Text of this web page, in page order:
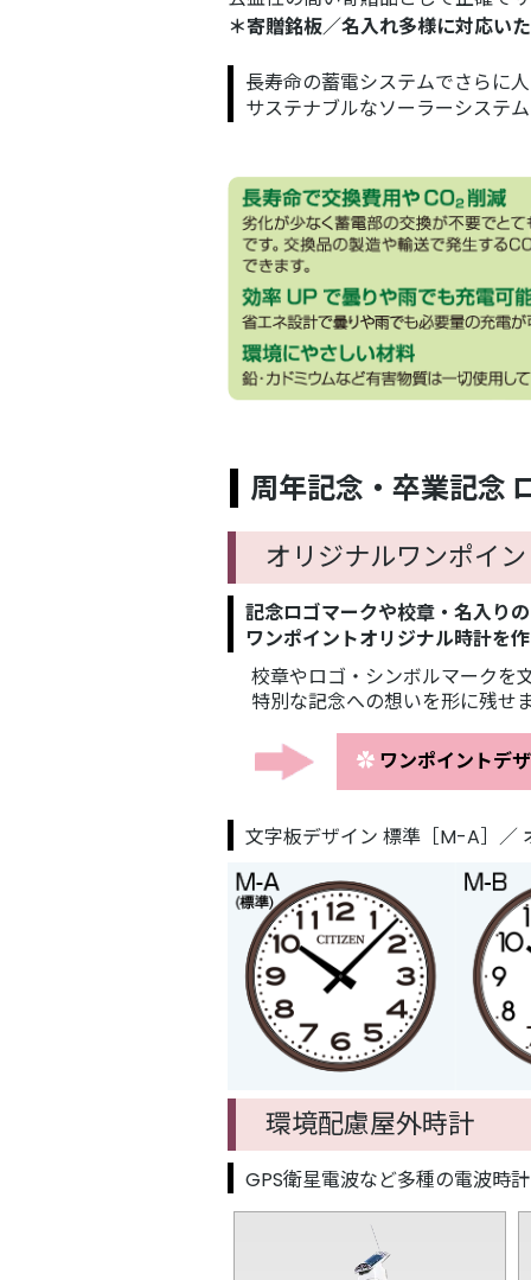
＊寄贈銘板／名入れ多様に対応い
長寿命の蓄電システムでさらに
サステナブルなソーラーシステ
周年記念・卒業記念
オリジナルワンポイ
記念ロゴマークや校章・名入りの
ワンポイントオリジナル時計を
校章やロゴ・シンボルマークを
特別な記念への想いを形に残せ
✿ワンポイントデ
文字板デザイン 標準［M-A］／
環境配慮屋外時計
GPS衛星電波など多種の電波時